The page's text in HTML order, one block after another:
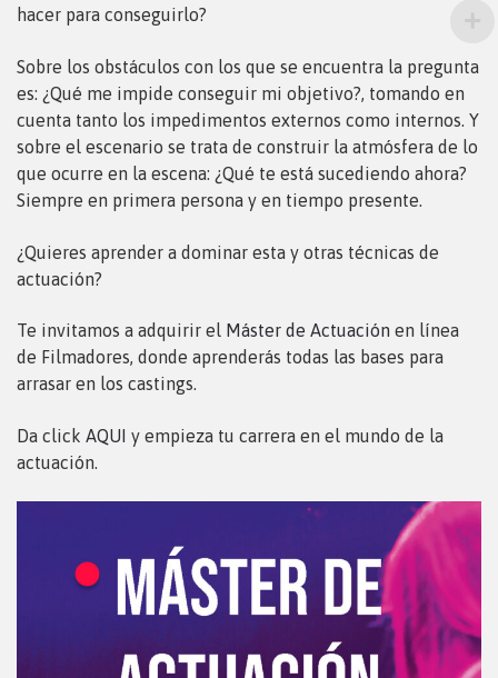
hacer para conseguirlo?
Sobre los obstáculos con los que se encuentra la pregunta
es: ¿Qué me impide conseguir mi objetivo?, tomando en
cuenta tanto los impedimentos externos como internos. Y
sobre el escenario se trata de construir la atmósfera de lo
que ocurre en la escena: ¿Qué te está sucediendo ahora?
Siempre en primera persona y en tiempo presente.
¿Quieres aprender a dominar esta y otras técnicas de
actuación?
Te invitamos a adquirir el Máster de Actuación en línea
de Filmadores, donde aprenderás todas las bases para
arrasar en los castings.
Da click AQUI y empieza tu carrera en el mundo de la
actuación.